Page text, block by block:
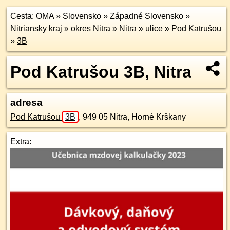
Cesta: OMA» Slovensko » Západné Slovensko »
Nitriansky kraj » okres Nitra » Nitra » ulice » Pod Katrušou
» 3B
Pod Katrušou 3B, Nitra
adresa
Pod Katrušou 3B , 949 05 Nitra, Horné Krškany
Extra: